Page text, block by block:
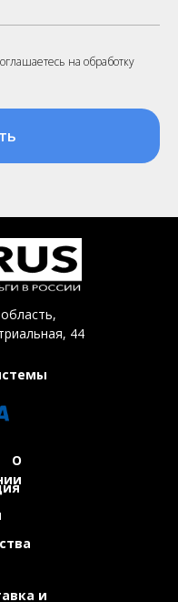
на обработку
О
и
44